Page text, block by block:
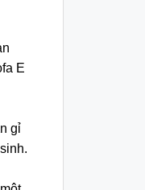
E
gỉ